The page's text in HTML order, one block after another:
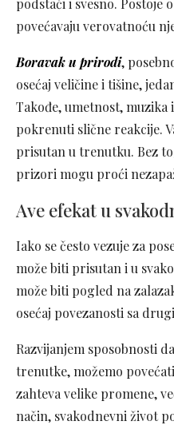
podstaći i svesno. Postoje
povećavaju verovatnoću
Boravak u prirodi,
osećaj veličine i tišine,
Takođe, umetnost,
pokrenuti slične reakcije.
prisutan u trenutku. Bez
prizori mogu proći
Ave efekat u
Iako se često vezuje za
može biti prisutan i u
može biti pogled na
osećaj povezanosti sa
Razvijanjem sposobnosti
trenutke, možemo
zahteva velike promene,
način, svakodnevni život